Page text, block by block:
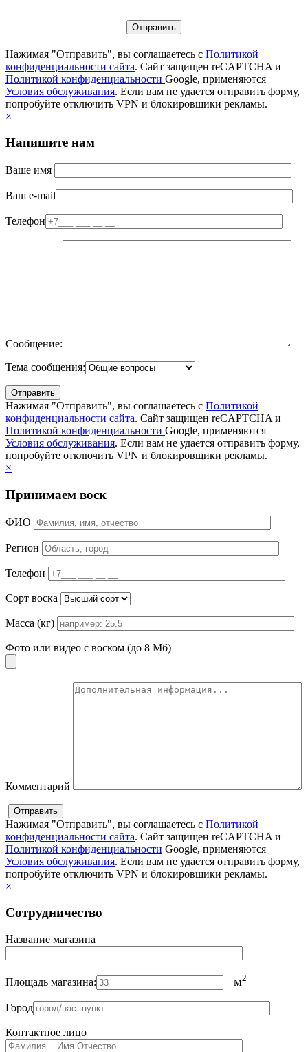
Нажимая "Отправить", вы соглашаетесь с Политикой
конфиденциальности сайта. Сайт защищен reCAPTCHA и
Политикой конфиденциальности Google, применяются
Условия обслуживания. Если вам не удается отправить форму,
попробуйте отключить VPN и блокировщики рекламы.
×
Напишите нам
Ваше имя
Ваш e-mail
Телефон
Сообщение:
Тема сообщения:
Нажимая "Отправить", вы соглашаетесь с Политикой
конфиденциальности сайта. Сайт защищен reCAPTCHA и
Политикой конфиденциальности Google, применяются
Условия обслуживания. Если вам не удается отправить форму,
попробуйте отключить VPN и блокировщики рекламы.
×
Принимаем воск
ФИО
Регион
Телефон
Сорт воска
Масса (кг)
Фото или видео с воском (до 8 Мб)
Комментарий
Нажимая "Отправить", вы соглашаетесь с Политикой
конфиденциальности сайта. Сайт защищен reCAPTCHA и
Политикой конфиденциальности Google, применяются
Условия обслуживания. Если вам не удается отправить форму,
попробуйте отключить VPN и блокировщики рекламы.
×
Сотрудничество
Название магазина
Площадь магазина: м2
Город
Контактное лицо